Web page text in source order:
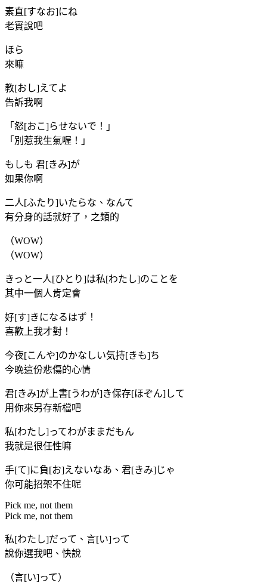
素直[すなお]にね
老實說吧
ほら
來嘛
教[おし]えてよ
告訴我啊
「怒[おこ]らせないで！」
「別惹我生氣喔！」
もしも 君[きみ]が
如果你啊
二人[ふたり]いたらな、なんて
有分身的話就好了，之類的
（WOW）
（WOW）
きっと一人[ひとり]は私[わたし]のことを
其中一個人肯定會
好[す]きになるはず！
喜歡上我才對！
今夜[こんや]のかなしい気持[きも]ち
今晚這份悲傷的心情
君[きみ]が上書[うわが]き保存[ほぞん]して
用你來另存新檔吧
私[わたし]ってわがままだもん
我就是很任性嘛
手[て]に負[お]えないなあ、君[きみ]じゃ
你可能招架不住呢
Pick me, not them
Pick me, not them
私[わたし]だって、言[い]って
說你選我吧、快說
（言[い]って）